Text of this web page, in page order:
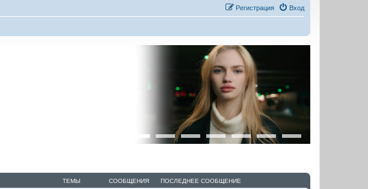
Вход
Регистрация
ТЕМЫ СООБЩЕНИЯ ПОСЛЕДНЕЕ СООБЩЕНИЕ